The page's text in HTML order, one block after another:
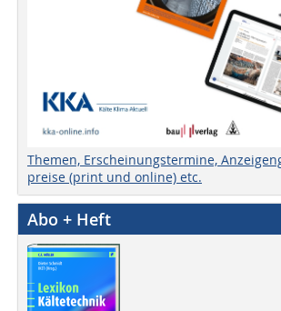
Themen, Erscheinungstermine,
preise (print und online) etc.
Abo + Heft